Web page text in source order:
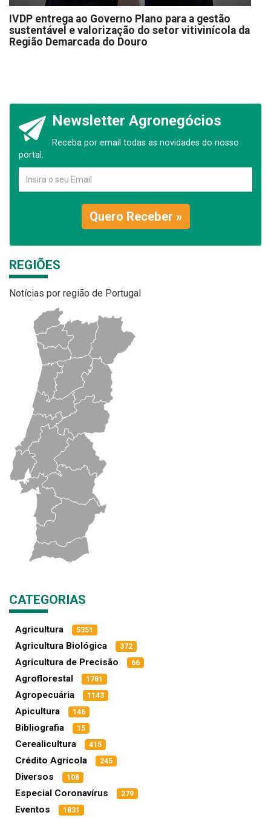
IVDP entrega ao Governo Plano para a gestão
sustentável e valorização do setor vitivinícola da
Região Demarcada do Douro
Newsletter Agronegócios
Receba por email todas as novidades do nosso
portal.
Quero Receber »
REGIÕES
Notícias por região de Portugal
CATEGORIAS
Agricultura 5351
Agricultura Biológica 372
Agricultura de Precisão 66
Agroflorestal 1781
Agropecuária 1143
Apicultura 146
Bibliografia 15
Cerealicultura 415
Crédito Agrícola 245
Diversos 108
Especial Coronavírus 279
Eventos 1831